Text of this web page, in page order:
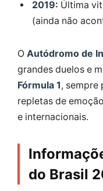
2019: Última
(ainda não
O Autódromo de
grandes duelos e
Fórmula 1, sempre
repletas de
e internacionais.
do Brasil